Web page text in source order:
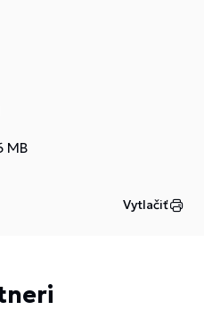
MB
Vytlačiť